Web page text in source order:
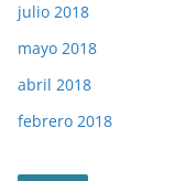
julio 2018
mayo 2018
abril 2018
febrero 2018